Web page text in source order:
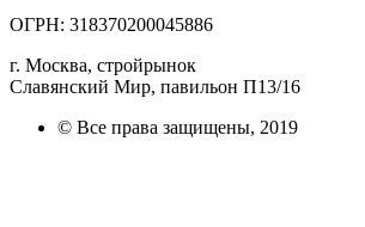
ОГРН: 318370200045886
г. Москва, стройрынок
Славянский Мир, павильон П13/16
© Все права защищены, 2019